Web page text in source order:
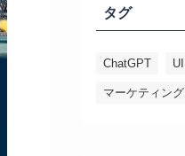
タグ
ChatGPT UI
マーケティング